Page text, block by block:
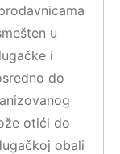
u
i
do
otići do
obali